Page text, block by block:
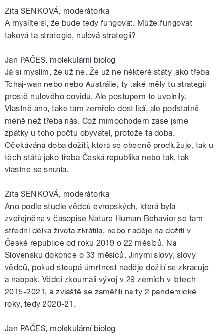
Zita SENKOVÁ, moderátorka
A myslíte si, že bude tedy fungovat. Může fungovat
taková ta strategie, nulová strategii?
Jan PAČES, molekulární biolog
Já si myslím, že už ne. Že už ne některé státy jako třeba
Tchaj-wan nebo nebo Austrálie, ty také měly tu strategii
prostě nulového covidu. Ale postupem to uvolnily.
Vlastně ano, také tam zemřelo dost lidí, ale podstatně
méně než třeba nás. Což mimochodem zase jsme
zpátky u toho počtu obyvatel, protože ta doba.
Očekáváná doba dožití, která se obecně prodlužuje, tak u
těch států jako třeba Česká republika nebo tak, tak
vlastně se snížila.
Zita SENKOVÁ, moderátorka
Ano podle studie vědců evropských, která byla
zveřejněna v časopise Nature Human Behavior se tam
střední délka života zkrátila, nebo naděje na dožití v
České republice od roku 2019 o 22 měsíců. Na
Slovensku dokonce o 33 měsíců. Jinými slovy, slovy
vědců, pokud stoupá úmrtnost naděje dožití se zkracuje
a naopak. Vědci zkoumali vývoj v 29 zemích v letech
2015-2021, a zvláště se zaměřili na ty 2 pandemické
roky, tedy 2020-21.
Jan PAČES, molekulární biolog